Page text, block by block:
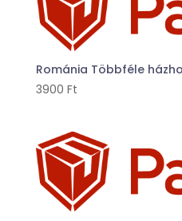
Románia Többféle
3900 Ft